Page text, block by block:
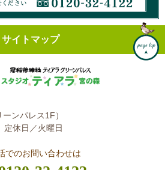
サイトマップ
ンパレス1F）
定休日／火曜日
でのお問い合わせは